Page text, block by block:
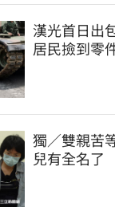
漢光首日出
居民撿到零
獨／雙親苦
兒有全名了